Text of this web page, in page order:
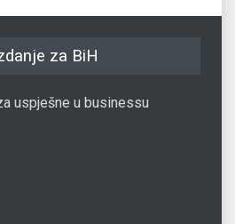
za BiH
uspješne u businessu